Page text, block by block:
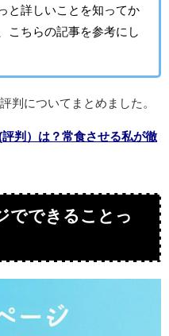
と詳しいことを知ってか
こちらの記事を参考にし
判についてまとめました。
判）は？常食させる私が徹
でできることっ